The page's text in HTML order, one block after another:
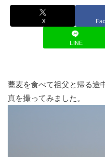
X
LINE
蕎麦を食べて祖父と帰る途
真を撮ってみました。